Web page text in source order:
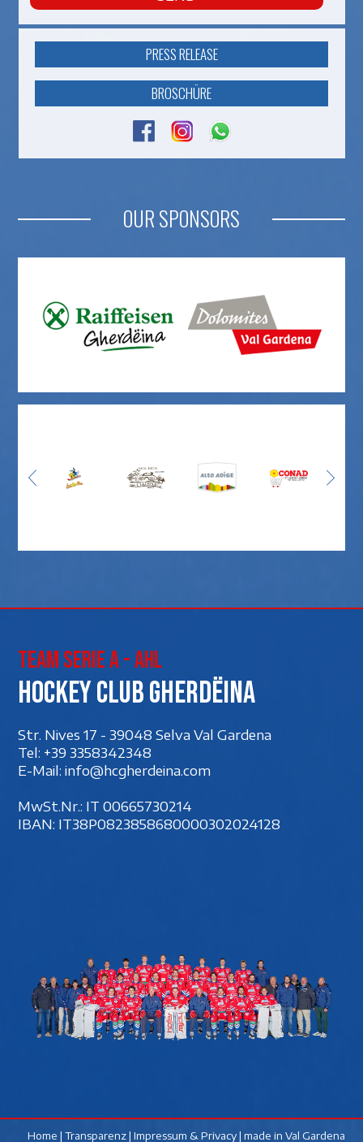
PRESS RELEASE
BROSCHÜRE
OUR SPONSORS
Team Serie A - AHL
Hockey club Gherdëina
Str. Nives 17 - 39048 Selva Val Gardena
Tel: +39 3358342348
E-Mail: info@hcgherdeina.com
MwSt.Nr.: IT 00‍665730214
IBAN: IT38P0823858680000302024128
Home | Transparenz| Impressum & Privacy| made in Val Gardena